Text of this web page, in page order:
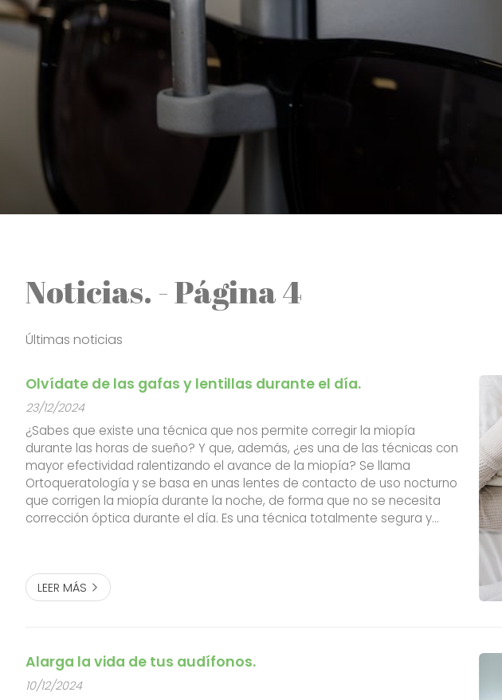
Noticias. - Página 4
Últimas noticias
Olvídate de las gafas y lentillas durante el día.
23/12/2024
¿Sabes que existe una técnica que nos permite corregir la miopía
durante las horas de sueño? Y que, además, ¿es una de las técnicas con
mayor efectividad ralentizando el avance de la miopía? Se llama
Ortoqueratología y se basa en unas lentes de contacto de uso nocturno
que corrigen la miopía durante la noche, de forma que no se necesita
corrección óptica durante el día. Es una técnica totalmente segura y
LEER MÁS
Alarga la vida de tus audífonos.
10/12/2024